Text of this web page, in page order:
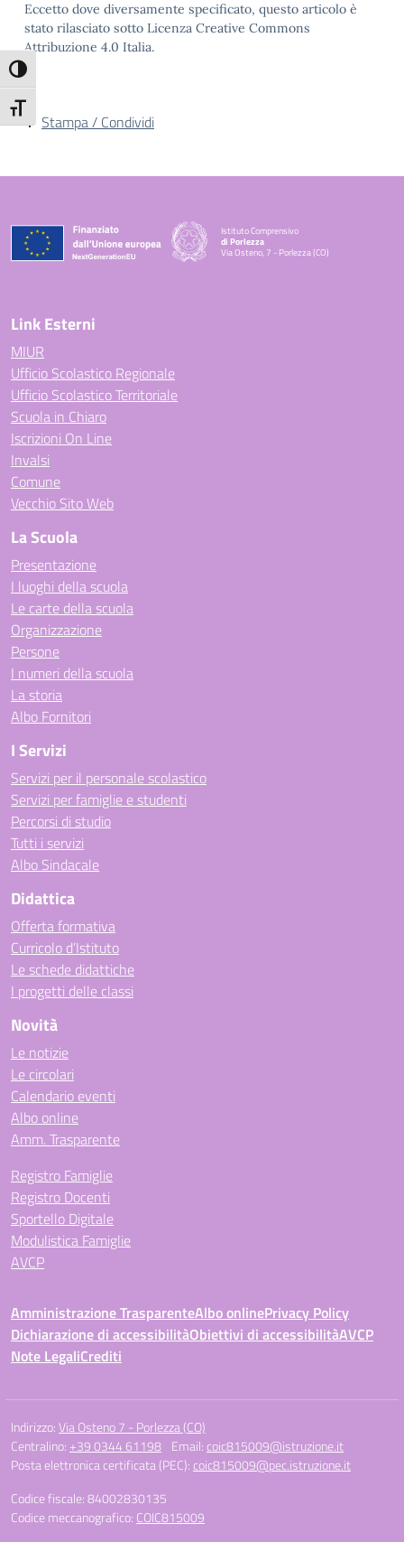
Attiva/disattiva alto contrasto
Attiva/disattiva dimensione testo
Eccetto dove diversamente specificato, questo articolo è
stato rilasciato sotto Licenza Creative Commons
Attribuzione 4.0 Italia.
Stampa / Condividi
Istituto Comprensivo
di Porlezza
Via Osteno, 7 - Porlezza (CO)
Link Esterni
MIUR
Ufficio Scolastico Regionale
Ufficio Scolastico Territoriale
Scuola in Chiaro
Iscrizioni On Line
Invalsi
Comune
Vecchio Sito Web
La Scuola
Presentazione
I luoghi della scuola
Le carte della scuola
Organizzazione
Persone
I numeri della scuola
La storia
Albo Fornitori
I Servizi
Servizi per il personale scolastico
Servizi per famiglie e studenti
Percorsi di studio
Tutti i servizi
Albo Sindacale
Didattica
Offerta formativa
Curricolo d’Istituto
Le schede didattiche
I progetti delle classi
Novità
Le notizie
Le circolari
Calendario eventi
Albo online
Amm. Trasparente
Registro Famiglie
Registro Docenti
Sportello Digitale
Modulistica Famiglie
AVCP
Amministrazione TrasparenteAlbo onlinePrivacy Policy
Dichiarazione di accessibilitàObiettivi di accessibilitàAVCP
Note LegaliCrediti
Indirizzo:Via Osteno 7 - Porlezza (CO)
Centralino: +39 0344 61198 Email:coic815009@istruzione.it
Posta elettronica certificata (PEC):coic815009@pec.istruzione.it
Codice fiscale: 84002830135
Codice meccanografico: COIC815009